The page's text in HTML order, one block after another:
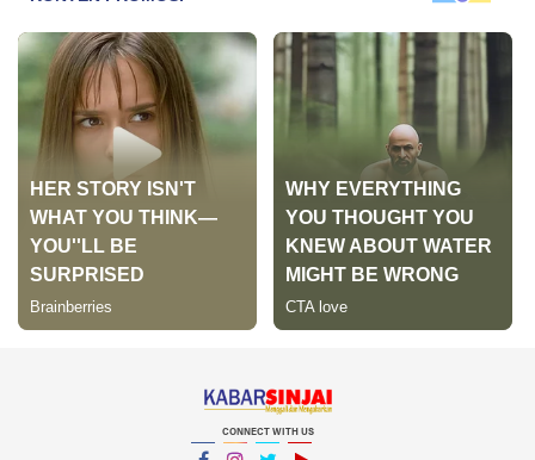
CONNECT WITH US